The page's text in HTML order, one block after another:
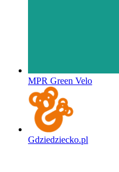
MPR Green Velo
Gdziedziecko.pl